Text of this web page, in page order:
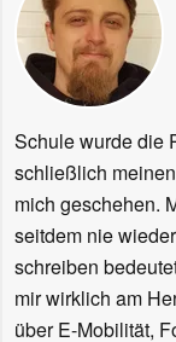
Schule wurde die
schließlich
mich geschehen.
seitdem nie
schreiben
mir wirklich am
über E-Mobilität,